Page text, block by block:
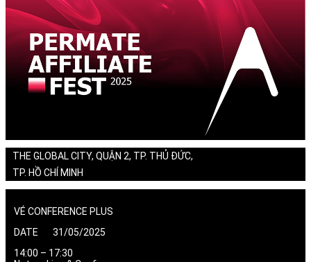
THE GLOBAL CITY, QUẬN 2, TP. THỦ ĐỨC,
TP. HỒ CHÍ MINH
VÉ CONFERENCE PLUS
DATE 31/05/2025
14:00 – 17:30